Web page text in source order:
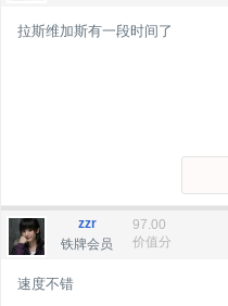
拉斯维加斯有一段时间了
zzr
铁牌会员
97.00
价值分
速度不错